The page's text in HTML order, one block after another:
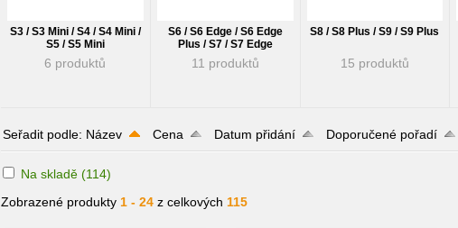
S3 / S3 Mini / S4 / S4 Mini /
S5 / S5 Mini
6 produktů
S6 / S6 Edge / S6 Edge
Plus / S7 / S7 Edge
11 produktů
S8 / S8 Plus / S9 / S9 Plus
15 produktů
Seřadit podle: Název Cena Datum přidání Doporučené pořadí
Na skladě (114)
Zobrazené produkty 1 - 24 z celkových 115